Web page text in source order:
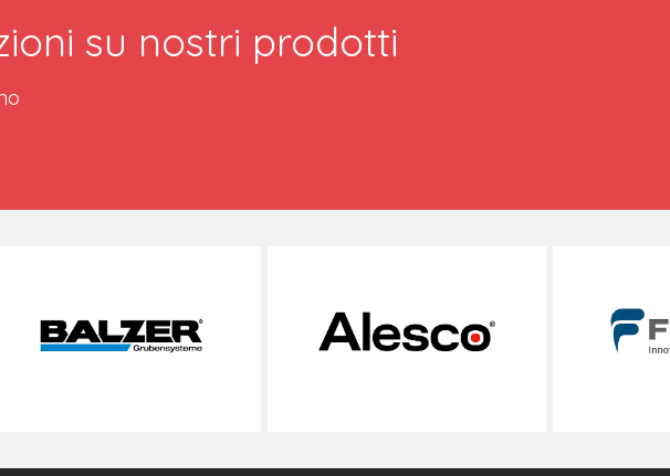
su nostri prodotti